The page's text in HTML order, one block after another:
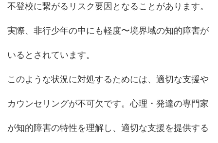
不登校に繋がるリスク要因となることがあります。
実際、非行少年の中にも軽度〜境界域の知的障害が
いるとされています。
このような状況に対処するためには、適切な支援や
カウンセリングが不可欠です。心理・発達の専門家
が知的障害の特性を理解し、適切な支援を提供する